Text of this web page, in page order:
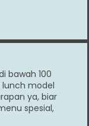
bawah 100
lunch model
ya, biar
spesial,